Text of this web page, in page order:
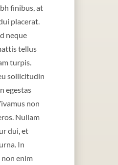
finibus, at
placerat.
neque
tellus
turpis.
sollicitudin
egestas
non
Nullam
dui, et
In
enim